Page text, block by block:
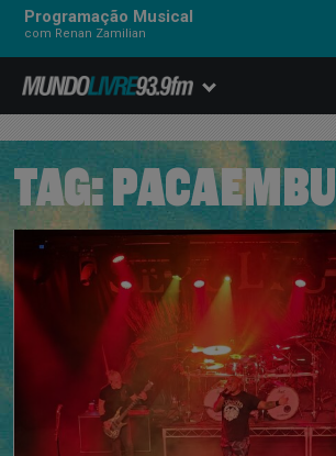
Programação Musical
com Renan Zamilian
TAG: PACAEMBU